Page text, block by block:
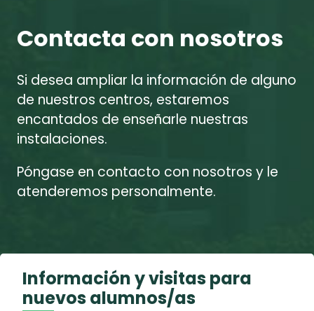
Contacta con nosotros
Si desea ampliar la información de alguno
de nuestros centros, estaremos
encantados de enseñarle nuestras
instalaciones.
Póngase en contacto con nosotros y le
atenderemos personalmente.
Información y visitas para
nuevos alumnos/as